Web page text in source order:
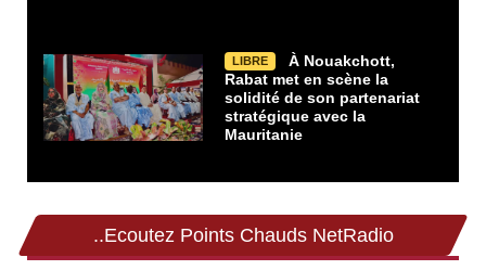
LIBRE
À Nouakchott,
Rabat met en scène la
solidité de son partenariat
stratégique avec la
Mauritanie
..Ecoutez Points Chauds NetRadio